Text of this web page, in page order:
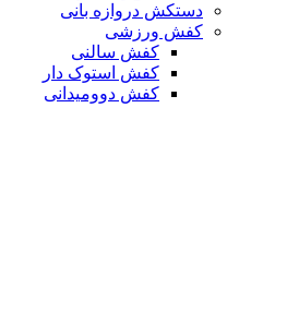
دستکش دروازه بانی
کفش ورزشی
کفش سالنی
کفش استوک دار
کفش دوومیدانی